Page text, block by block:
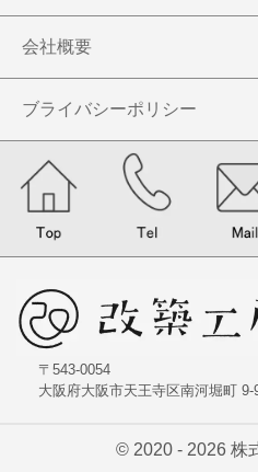
せお歯科クリニック
会社概要
ブライバシーポリシー
〒543-0054
大阪府大阪市天王寺区南河堀町 9-
© 2020 - 2026 株